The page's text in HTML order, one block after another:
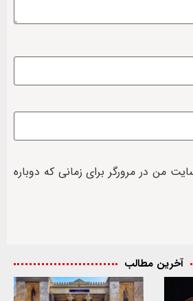
من در مرورگر برای زمانی که دوباره
آخرین مطالب